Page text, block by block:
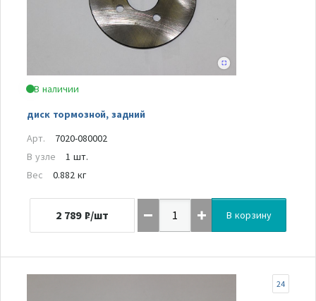
В наличии
диск тормозной, задний
Арт.
7020-080002
В узле
1 шт.
Вес
0.882 кг
2 789 ₽/шт В корзину
24